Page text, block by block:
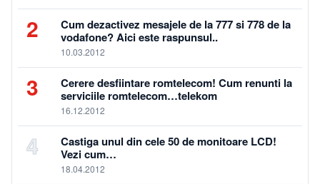
2
Cum dezactivez mesajele de la 777 si 778 de la
vodafone? Aici este raspunsul..
10.03.2012
3
Cerere desfiintare romtelecom! Cum renunti la
serviciile romtelecom…telekom
16.12.2012
4
Castiga unul din cele 50 de monitoare LCD!
Vezi cum…
18.04.2012